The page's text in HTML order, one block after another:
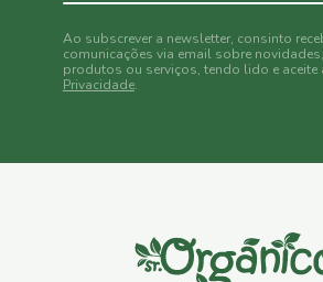
Ao subscrever a newsletter, consinto
comunicações via email sobre
produtos ou serviços, tendo lido e aceite
Privacidade.